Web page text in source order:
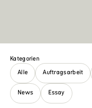
Kategorien
Alle
Auftragsarbeit
News Essay